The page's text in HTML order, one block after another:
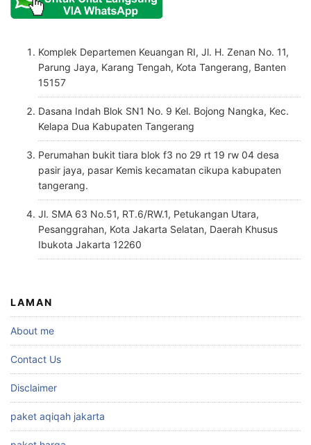
Komplek Departemen Keuangan RI, Jl. H. Zenan No. 11,
Parung Jaya, Karang Tengah, Kota Tangerang, Banten
15157
Dasana Indah Blok SN1 No. 9 Kel. Bojong Nangka, Kec.
Kelapa Dua Kabupaten Tangerang
Perumahan bukit tiara blok f3 no 29 rt 19 rw 04 desa
pasir jaya, pasar Kemis kecamatan cikupa kabupaten
tangerang.
Jl. SMA 63 No.51, RT.6/RW.1, Petukangan Utara,
Pesanggrahan, Kota Jakarta Selatan, Daerah Khusus
Ibukota Jakarta 12260
LAMAN
About me
Contact Us
Disclaimer
paket aqiqah jakarta